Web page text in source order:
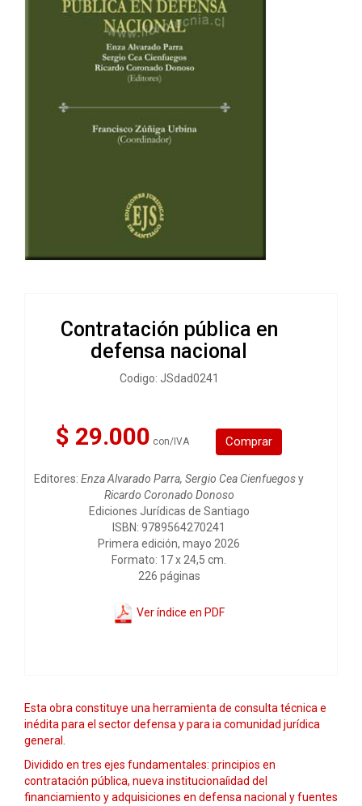
Contratación pública en
defensa nacional
Codigo: JSdad0241
$ 29.000 con/IVA Comprar
Editores: Enza Alvarado Parra, Sergio Cea Cienfuegosy
Ricardo Coronado Donoso
Ediciones Jurídicas de Santiago
ISBN: 9789564270241
Primera edición, mayo 2026
Formato: 17 x 24,5 cm.
226 páginas
Ver índice en PDF
Esta obra constituye una herramienta de consulta técnica e
inédita para el sector defensa y para ia comunidad jurídica
general.
Dividido en tres ejes fundamentales: principios en
contratación pública, nueva institucionaíidad del
financiamiento y adquisiciones en defensa nacional y fuentes